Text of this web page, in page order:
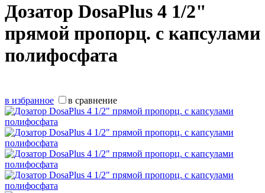
Дозатор DosaPlus 4 1/2"
прямой пропорц. с капсулами
полифосфата
в избранное в сравнение